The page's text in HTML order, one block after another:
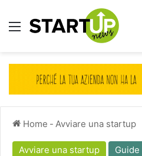
Menu
Home - Avviare una startup
Avviare una startup Guide